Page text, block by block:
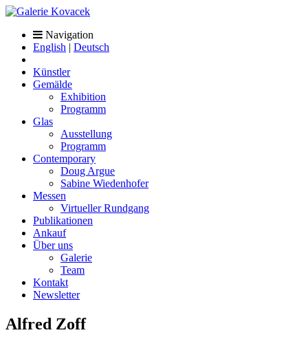
Navigation
English | Deutsch
Künstler
Gemälde
Exhibition
Programm
Glas
Ausstellung
Programm
Contemporary
Doug Argue
Sabine Wiedenhofer
Messen
Virtueller Rundgang
Publikationen
Ankauf
Über uns
Galerie
Team
Kontakt
Newsletter
Alfred Zoff